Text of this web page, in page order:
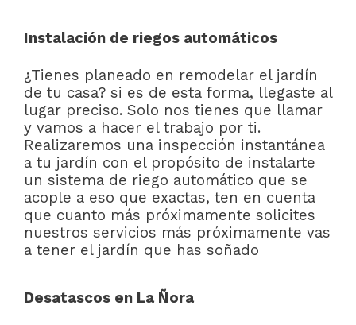
Instalación de riegos automáticos
¿Tienes planeado en remodelar el jardín
de tu casa? si es de esta forma, llegaste al
lugar preciso. Solo nos tienes que llamar
y vamos a hacer el trabajo por ti.
Realizaremos una inspección instantánea
a tu jardín con el propósito de instalarte
un sistema de riego automático que se
acople a eso que exactas, ten en cuenta
que cuanto más próximamente solicites
nuestros servicios más próximamente vas
a tener el jardín que has soñado
Desatascos en La Ñora